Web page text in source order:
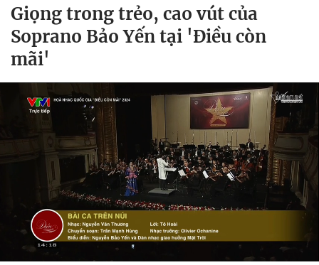
Giọng trong trẻo, cao vút của
Soprano Bảo Yến tại 'Điều còn
mãi'